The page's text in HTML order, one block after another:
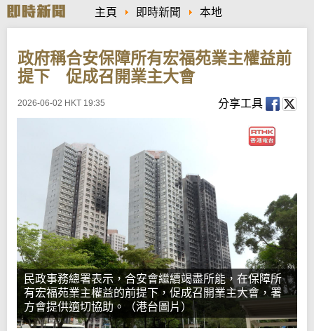
r
c
主頁 即時新聞 本地
政府稱合安保障所有宏福苑業主權益前
提下 促成召開業主大會
2026-06-02 HKT 19:35 分享工具
民政事務總署表示，合安會繼續竭盡所能，在保障所
有宏福苑業主權益的前提下，促成召開業主大會，署
方會提供適切協助。（港台圖片）